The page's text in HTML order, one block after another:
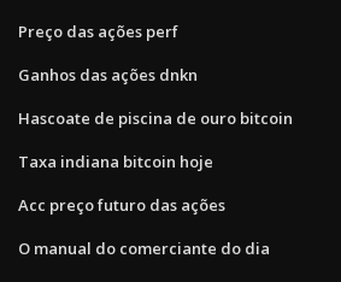
Preço das ações perf
Ganhos das ações dnkn
Hascoate de piscina de ouro bitcoin
Taxa indiana bitcoin hoje
Acc preço futuro das ações
O manual do comerciante do dia